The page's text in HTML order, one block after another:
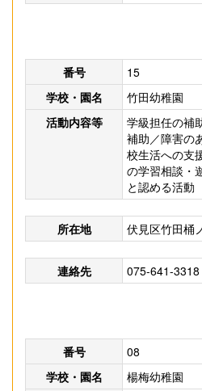
番号
15
学校・園名
竹田幼稚園
活動内容等
学級担任の補
補助／障害の
校生活への支
の学習相談・
と認める活動
所在地 伏見区竹田桶
連絡先 075-641-3318
番号
08
学校・園名
楊梅幼稚園